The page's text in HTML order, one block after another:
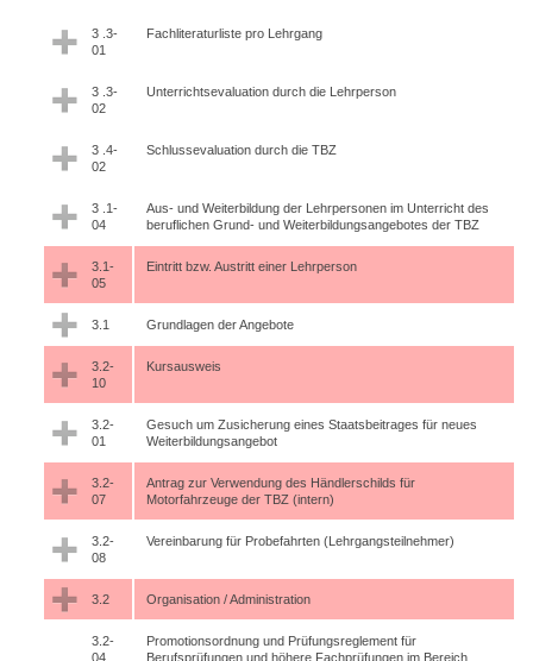
3 .3-
01
Fachliteraturliste pro Lehrgang
3 .3-
02
Unterrichtsevaluation durch die Lehrperson
3 .4-
02
Schlussevaluation durch die TBZ
3 .1-
04
Aus- und Weiterbildung der Lehrpersonen im Unterricht des
beruflichen Grund- und Weiterbildungsangebotes der TBZ
3.1-
05
Eintritt bzw. Austritt einer Lehrperson
3.1 Grundlagen der Angebote
3.2-
10
Kursausweis
3.2-
01
Gesuch um Zusicherung eines Staatsbeitrages für neues
Weiterbildungsangebot
3.2-
07
Antrag zur Verwendung des Händlerschilds für
Motorfahrzeuge der TBZ (intern)
3.2-
08
Vereinbarung für Probefahrten (Lehrgangsteilnehmer)
3.2 Organisation / Administration
3.2-
04
Promotionsordnung und Prüfungsreglement für
Berufsprüfungen und höhere Fachprüfungen im Bereich